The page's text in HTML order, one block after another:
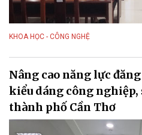
KHOA HỌC - CÔNG NGHỆ
Nâng cao năng lực
kiểu dáng công nghiệp,
thành phố Cần Thơ